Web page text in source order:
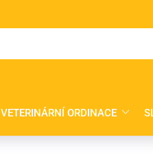
VETERINÁRNÍ ORDINACE